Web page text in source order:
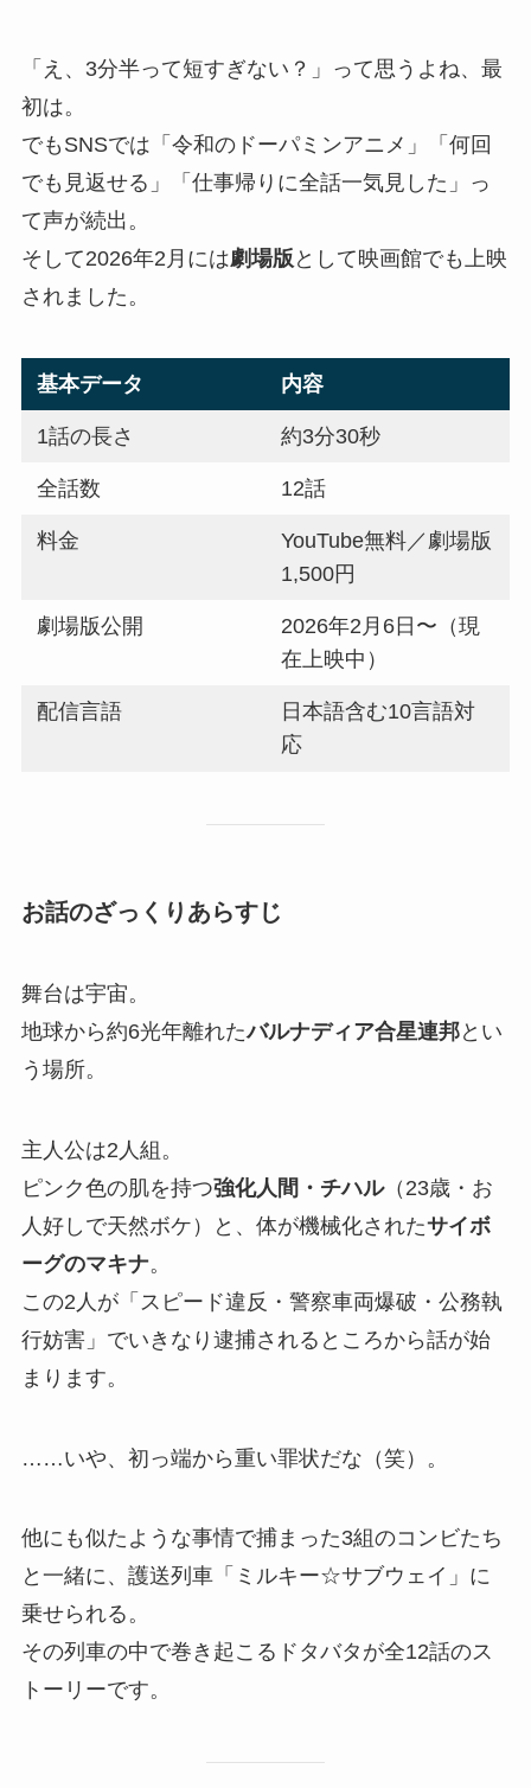
「え、3分半って短すぎない？」って思うよね、最
初は。
でもSNSでは「令和のドーパミンアニメ」「何回
でも見返せる」「仕事帰りに全話一気見した」っ
て声が続出。
そして2026年2月には劇場版 として映画館でも上映
されました。
基本データ 内容
1話の長さ 約3分30秒
全話数 12話
料金
YouTube無料／劇場版
1,500円
劇場版公開
2026年2月6日〜（現
在上映中）
配信言語
日本語含む10言語対
応
お話のざっくりあらすじ
舞台は宇宙。
地球から約6光年離れたバルナディア合星連邦とい
う場所。
主人公は2人組。
ピンク色の肌を持つ強化人間・チハル（23歳・お
人好しで天然ボケ）と、体が機械化されたサイボ
ーグのマキナ。
この2人が「スピード違反・警察車両爆破・公務執
行妨害」でいきなり逮捕されるところから話が始
まります。
……いや、初っ端から重い罪状だな（笑）。
他にも似たような事情で捕まった3組のコンビたち
と一緒に、護送列車「ミルキー☆サブウェイ」に
乗せられる。
その列車の中で巻き起こるドタバタが全12話のス
トーリーです。